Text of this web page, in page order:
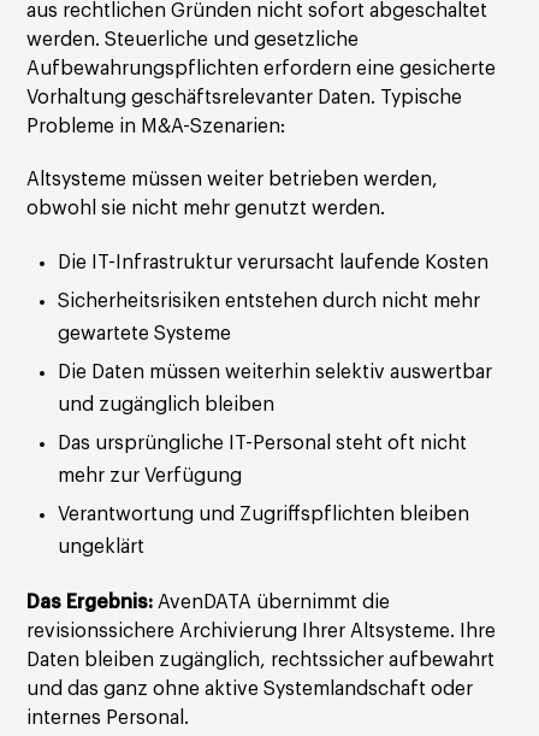
aus rechtlichen Gründen nicht sofort abgeschaltet
werden. Steuerliche und gesetzliche
Aufbewahrungspflichten erfordern eine gesicherte
Vorhaltung geschäftsrelevanter Daten. Typische
Probleme in M&A-Szenarien:
Altsysteme müssen weiter betrieben werden,
obwohl sie nicht mehr genutzt werden.
Die IT-Infrastruktur verursacht laufende Kosten
Sicherheitsrisiken entstehen durch nicht mehr
gewartete Systeme
Die Daten müssen weiterhin selektiv auswertbar
und zugänglich bleiben
Das ursprüngliche IT-Personal steht oft nicht
mehr zur Verfügung
Verantwortung und Zugriffspflichten bleiben
ungeklärt
Das Ergebnis: AvenDATA übernimmt die
revisionssichere Archivierung Ihrer Altsysteme. Ihre
Daten bleiben zugänglich, rechtssicher aufbewahrt
und das ganz ohne aktive Systemlandschaft oder
internes Personal.